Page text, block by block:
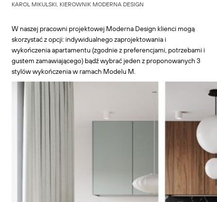
KAROL MIKULSKI, KIEROWNIK MODERNA DESIGN
W naszej pracowni projektowej Moderna Design klienci mogą
skorzystać z opcji: indywidualnego zaprojektowania i
wykończenia apartamentu (zgodnie z preferencjami, potrzebami i
gustem zamawiającego) bądź wybrać jeden z proponowanych 3
stylów wykończenia w ramach Modelu M.